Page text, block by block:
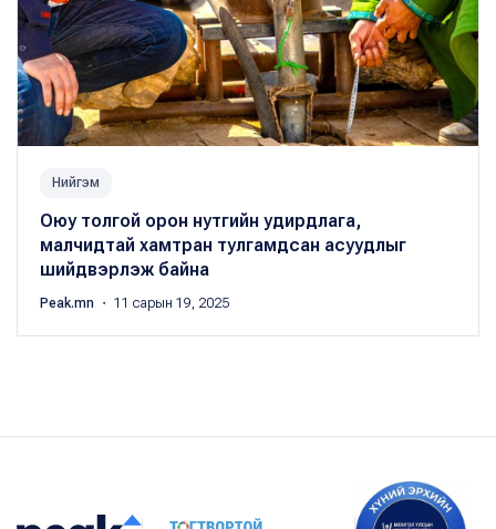
Нийгэм
Оюу толгой орон нутгийн удирдлага,
малчидтай хамтран тулгамдсан асуудлыг
шийдвэрлэж байна
Peak.mn ・ 11 сарын 19, 2025